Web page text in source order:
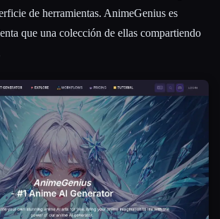
de herramientas. AnimeGenius es
que una colección de ellas compartiendo